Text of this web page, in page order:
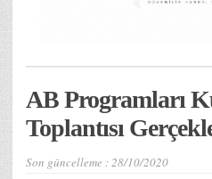
AB Programları
Toplantısı
Son güncelleme :28/10/2020